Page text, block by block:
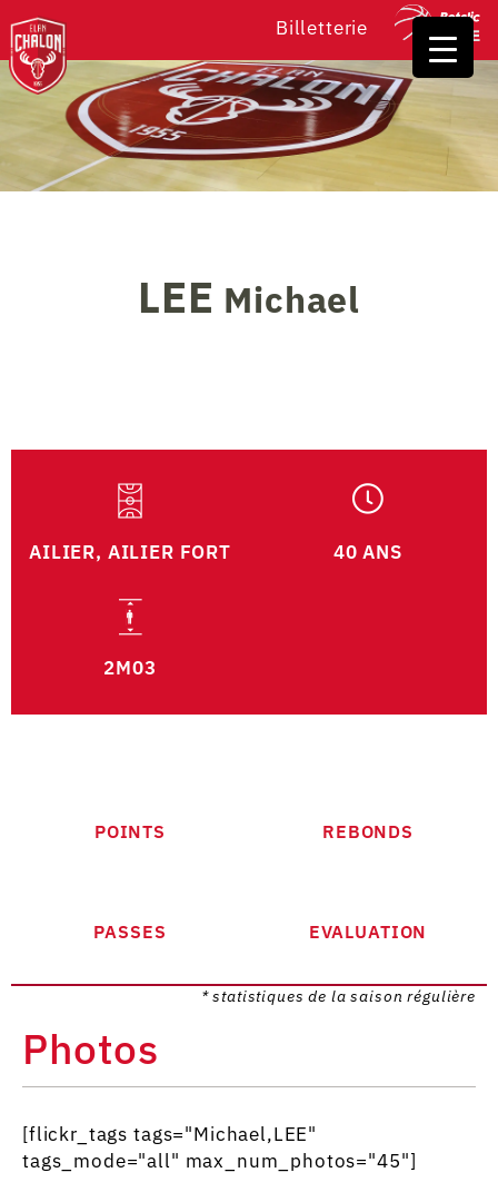
Billetterie
LEE Michael
AILIER, AILIER FORT 40 ANS
2M03
POINTS REBONDS
PASSES EVALUATION
* statistiques de la saison régulière
Photos
[flickr_tags tags="Michael,LEE"
tags_mode="all" max_num_photos="45"]